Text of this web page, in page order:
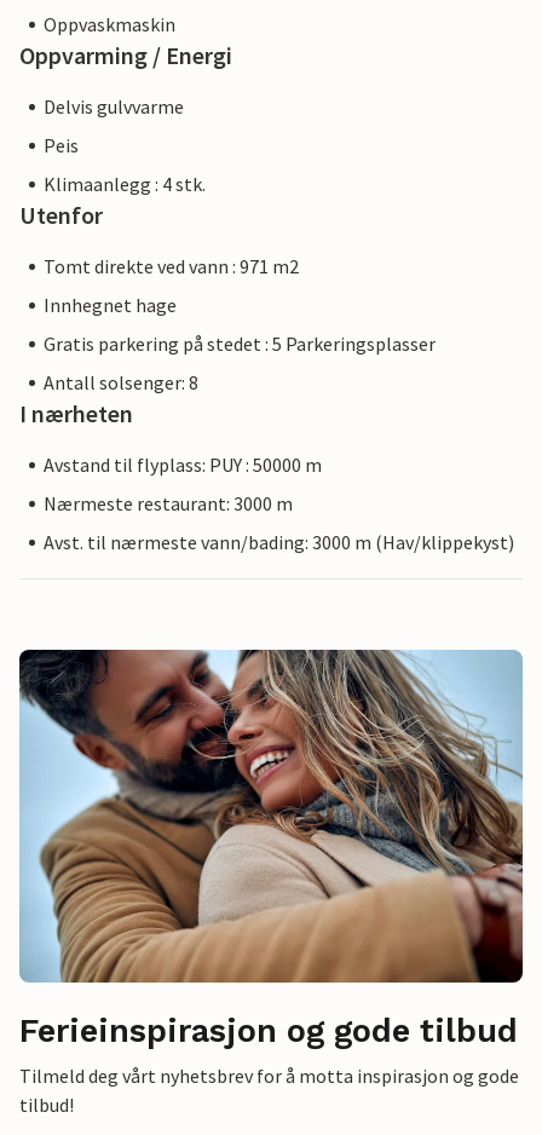
Oppvaskmaskin
Oppvarming / Energi
Delvis gulvvarme
Peis
Klimaanlegg : 4 stk.
Utenfor
Tomt direkte ved vann : 971 m2
Innhegnet hage
Gratis parkering på stedet : 5 Parkeringsplasser
Antall solsenger: 8
I nærheten
Avstand til flyplass: PUY : 50000 m
Nærmeste restaurant: 3000 m
Avst. til nærmeste vann/bading: 3000 m (Hav/klippekyst)
Ferieinspirasjon og gode tilbud
Tilmeld deg vårt nyhetsbrev for å motta inspirasjon og gode
tilbud!